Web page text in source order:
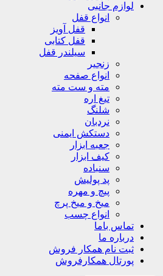
لوازم جانبی
انواع قفل
قفل آویز
قفل کتابی
سیلندر قفل
زنجیر
انواع صفحه
مته و ست مته
تیغ اره
شلنگ
نردبان
دستکش ایمنی
جعبه ابزار
کیف ابزار
سنباده
پد پولیش
پیچ و مهره
میخ و میخ پرچ
انواع چسب
تماس باما
درباره ما
ثبت نام همکار فروش
پورتال همکارفروش